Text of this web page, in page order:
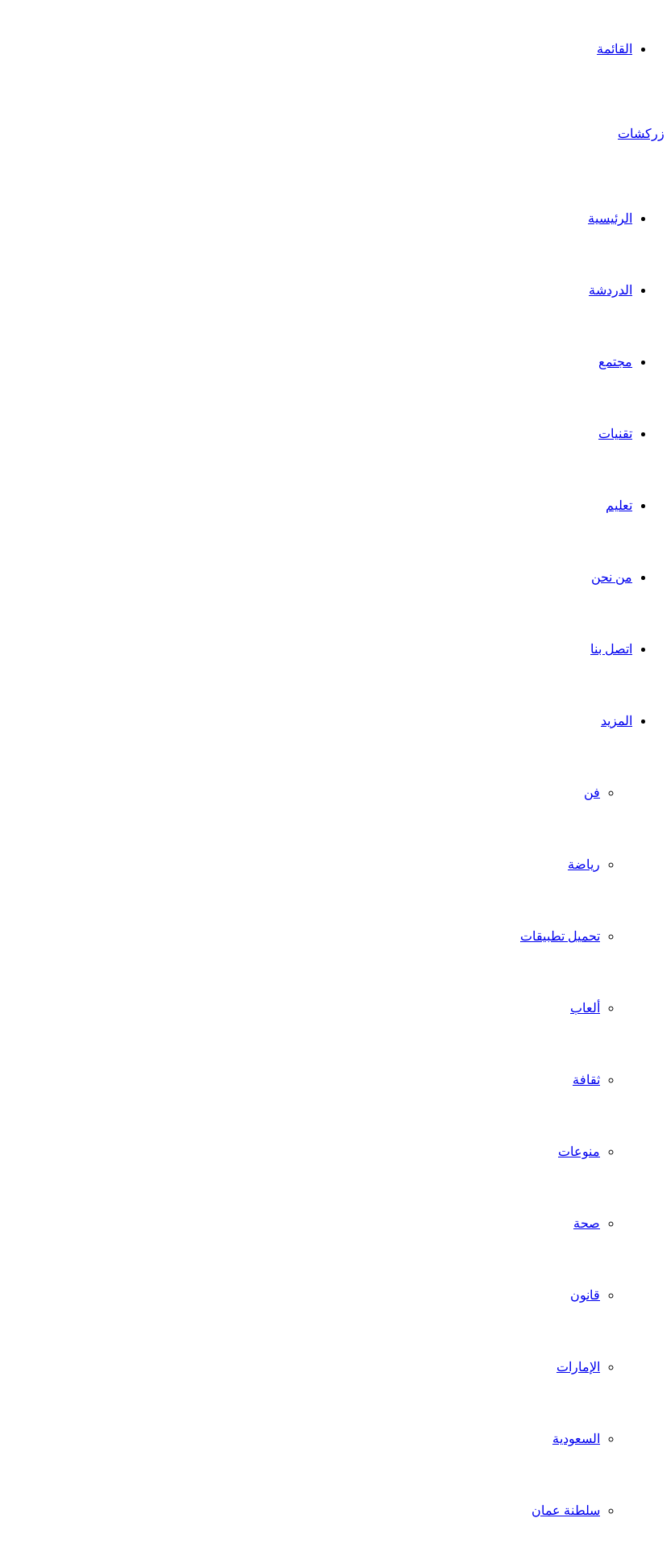
القائمة
زركشات
الرئيسية
الدردشة
مجتمع
تقنيات
تعليم
من نحن
اتصل بنا
المزيد
فن
رياضة
تحميل تطبيقات
ألعاب
ثقافة
منوعات
صحة
قانون
الإمارات
السعودية
سلطنة عمان